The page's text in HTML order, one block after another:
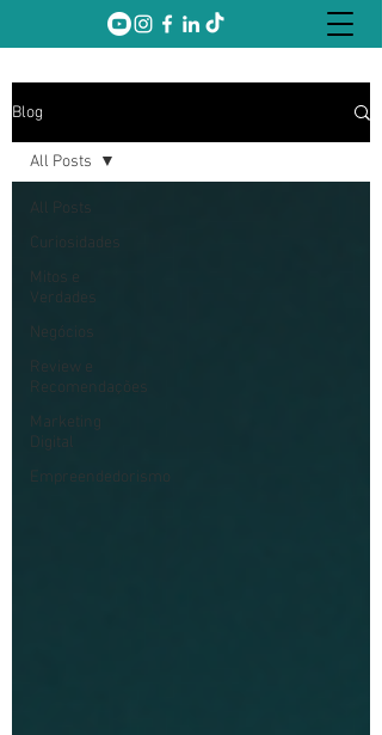
Blog
All Posts
Curiosidades
Mitos e
Verdades
Negócios
Review e
Recomendações
Marketing
Digital
Empreendedorismo
All Posts